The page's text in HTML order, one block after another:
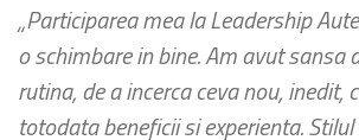
„Participarea mea la Leadership
o schimbare in bine. Am avut sansa
rutina, de a incerca ceva nou, inedit,
totodata beneficii si experienta.